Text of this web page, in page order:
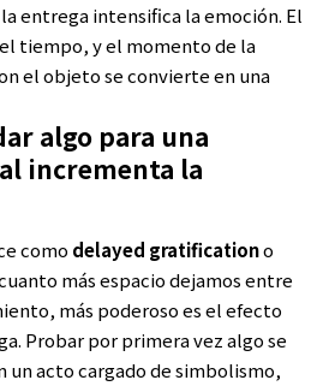
entrega intensifica la emoción. El
tiempo, y el momento de la
el objeto se convierte en una
algo para una
incrementa la
como delayed gratificationo
más espacio dejamos entre
más poderoso es el efecto
Probar por primera vez algo se
acto cargado de simbolismo,